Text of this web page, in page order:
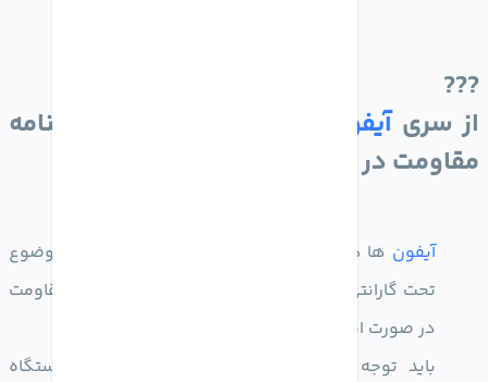
???
از سریآیفون
7به بعد همگی با گواهینامه
مقاومت در برابر آب عرضه شدن
آیفون ها در برابر نفوذ آب مقاوم هستند اما این موضوع
تحت گارانتی و به معنای ضد آب بودن نیست این مقاومت
در صورت استفاده روزمره‌نیز کاهش میابد
باید توجه کنید در صورت تعمیر و باز شدن دستگاه